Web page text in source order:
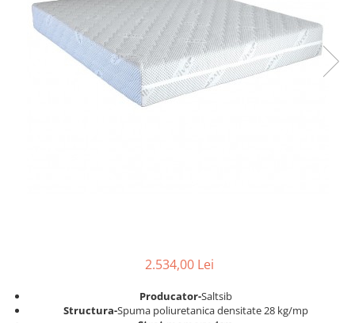
2.534,00 Lei
Producator-Saltsib
Structura-Spuma poliuretanica densitate 28 kg/mp